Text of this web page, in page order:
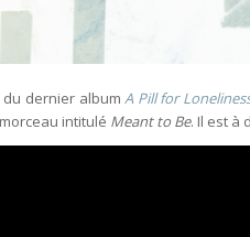
du dernier albumA Pill for
intitulé Meant to Be. Il est à